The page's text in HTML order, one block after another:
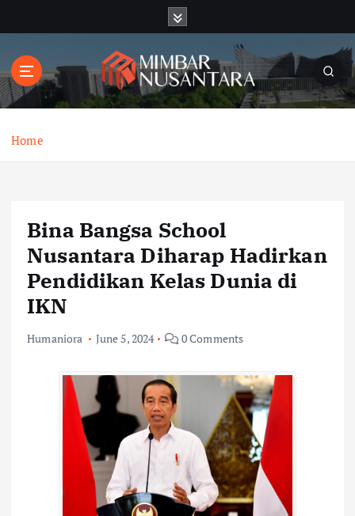
t
o
Home
Bina Bangsa School
Nusantara Diharap Hadirkan
Pendidikan Kelas Dunia di
IKN
Humaniora June 5, 2024 0 Comments